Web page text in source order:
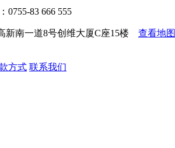
0755-83 666 555
新南一道8号创维大厦C座15楼 查看地图
方式 联系我们